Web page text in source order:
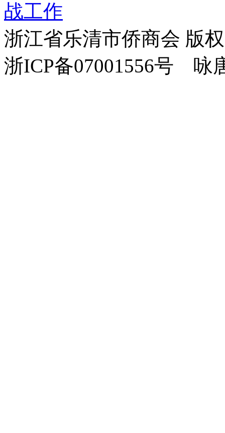
战工作
浙江省乐清市侨商会 版
浙ICP备07001556号 咏